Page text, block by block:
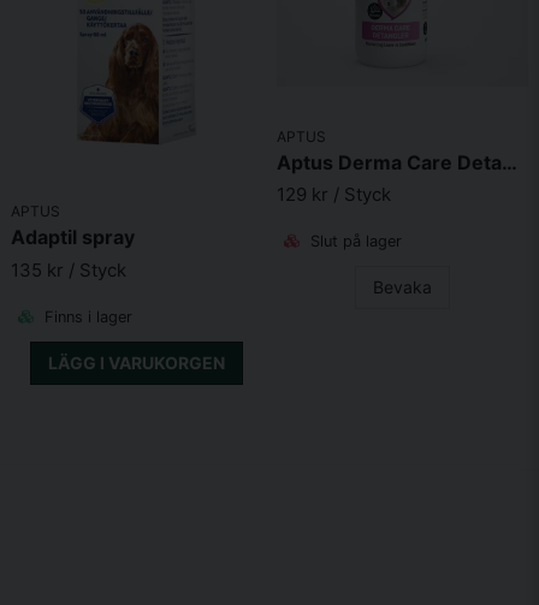
APTUS
Adaptil spray
135 kr / Styck
Finns i lager
LÄGG I VARUKORGEN
APTUS
Aptus Derma Care Detangler 250ml
129 kr / Styck
Slut på lager
Bevaka